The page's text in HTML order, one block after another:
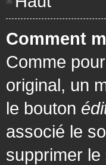
Comment
Comme
original, un
le bouton
associé le
supprimer